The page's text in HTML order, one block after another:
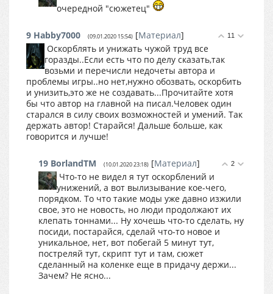
очередной "сюжетец"
11
9 Habby7000 (09.01.2020 15:54) [Материал]
Оскорблять и унижать чужой труд все
горазды..Если есть что по делу сказать,так
возьми и перечисли недочеты автора и
проблемы игры..но нет,нужно обозвать, оскорбить
и унизить,это же не создавать...Прочитайте хотя
бы что автор на главной на писал.Человек один
старался в силу своих возможностей и умений. Так
держать автор! Старайся! Дальше больше, как
говорится и лучше!
2
19 BorlandTM (10.01.2020 23:18) [Материал]
Что-то не видел я тут оскорблений и
унижений, а вот вылизывание кое-чего,
порядком. То что такие моды уже давно изжили
свое, это не новость, но люди продолжают их
клепать тоннами... Ну хочешь что-то сделать, ну
посиди, постарайся, сделай что-то новое и
уникальное, нет, вот побегай 5 минут тут,
постреляй тут, скрипт тут и там, сюжет
сделанный на коленке еще в придачу держи...
Зачем? Не ясно...